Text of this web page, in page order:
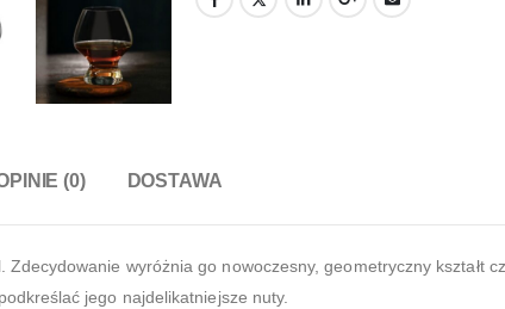
(0) DOSTAWA
wyróżnia go nowoczesny, geometryczny kształt
jego najdelikatniejsze nuty.